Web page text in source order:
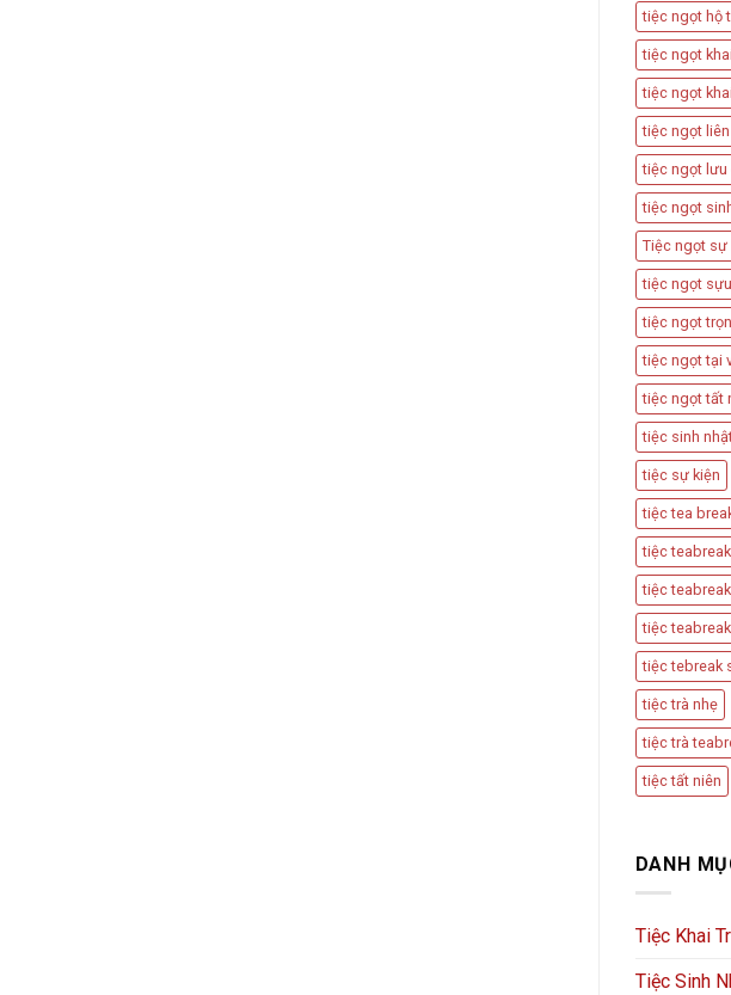
tiệc ngọt hộ
tiệc ngọt
tiệc ngọt
tiệc ngọt
tiệc ngọt lưu
tiệc ngọt
Tiệc ngọt sự
tiệc ngọt
tiệc ngọt
tiệc ngọt tại
tiệc ngọt tất
tiệc sinh
tiệc sự kiện
tiệc tea
tiệc
tiệc
tiệc
tiệc tebreak
tiệc trà nhẹ
tiệc trà
tiệc tất niên
DANH
Tiệc Khai
Tiệc Sinh